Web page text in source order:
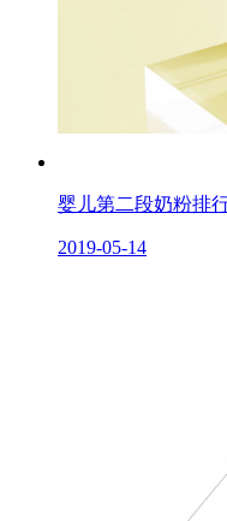
婴儿第二段奶粉排
2019-05-14